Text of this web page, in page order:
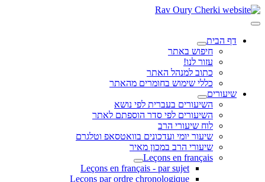
דף הבית
חיפוש באתר
עזור לנו!
כתוב למנהל האתר
כללי שימוש בחומרים מהאתר
שיעורים
השיעורים בעברית לפי נושא
השיעורים לפי סדר הוספתם לאתר
לוח שיעורי הרב
שיעור יומי ועדכונים בוואטסאפ וטלגרם
שיעורי הרב במכון מאיר
Leçons en français
Leçons en français - par sujet
Leçons par ordre chronologique